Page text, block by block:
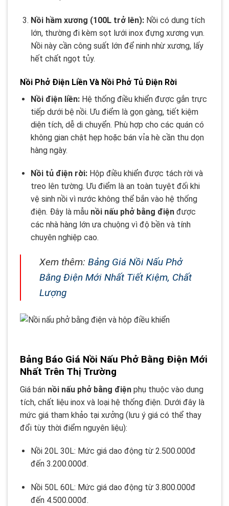
Nồi hầm xương (100L trở lên):Nồi có dung tích
lớn, thường đi kèm sọt lưới inox đựng xương vụn.
Nồi này cần công suất lớn để ninh nhừ xương, lấy
hết chất ngọt tủy.
Nồi Phở Điện Liền Và Nồi Phở Tủ Điện Rời
Nồi điện liền:Hệ thống điều khiển được gắn trực
tiếp dưới bệ nồi. Ưu điểm là gọn gàng, tiết kiệm
diện tích, dễ di chuyển. Phù hợp cho các quán có
không gian chật hẹp hoặc bán vỉa hè cần thu dọn
hàng ngày.
Nồi tủ điện rời:Hộp điều khiển được tách rời và
treo lên tường. Ưu điểm là an toàn tuyệt đối khi
vệ sinh nồi vì nước không thể bắn vào hệ thống
điện. Đây là mẫu nồi nấu phở bằng điệnđược
các nhà hàng lớn ưa chuộng vì độ bền và tính
chuyên nghiệp cao.
Xem thêm: Bảng Giá Nồi Nấu Phở
Bằng Điện Mới Nhất Tiết Kiệm, Chất
Lượng
Bảng Báo Giá Nồi Nấu Phở Bằng Điện Mới
Nhất Trên Thị Trường
Giá bán nồi nấu phở bằng điện phụ thuộc vào dung
tích, chất liệu inox và loại hệ thống điện. Dưới đây là
mức giá tham khảo tại xưởng (lưu ý giá có thể thay
đổi tùy thời điểm nguyên liệu):
Nồi 20L 30L: Mức giá dao động từ 2.500.000đ
đến 3.200.000đ.
Nồi 50L 60L: Mức giá dao động từ 3.800.000đ
đến 4.500.000đ.